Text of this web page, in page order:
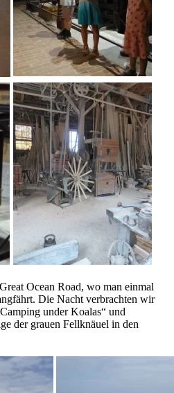
Ocean Road, wo man einmal
Die Nacht verbrachten wir
under Koalas“ und
der grauen Fellknäuel in den